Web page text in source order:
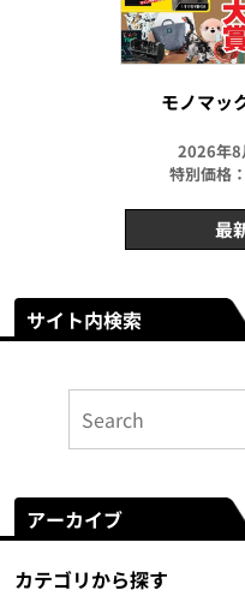
モノマッ
2026年8
特別価格
最
サイト内検索
アーカイブ
カテゴリから探す